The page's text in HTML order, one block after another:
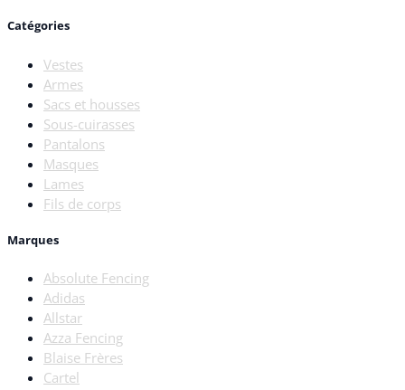
Catégories
Vestes
Armes
Sacs et housses
Sous-cuirasses
Pantalons
Masques
Lames
Fils de corps
Marques
Absolute Fencing
Adidas
Allstar
Azza Fencing
Blaise Frères
Cartel